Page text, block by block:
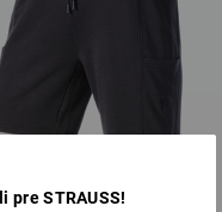
pre STRAUSS!